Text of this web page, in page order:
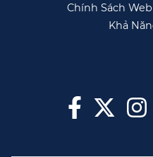
Chính Sách
Khả